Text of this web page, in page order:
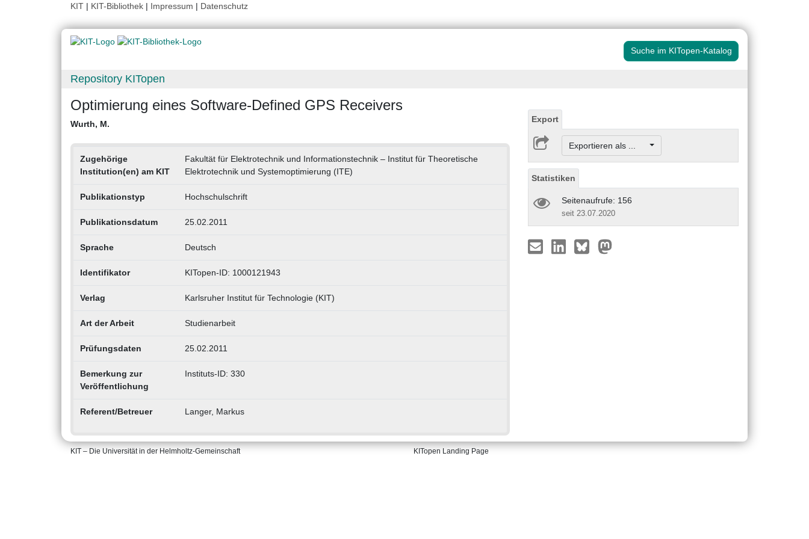
KIT | KIT-Bibliothek | Impressum | Datenschutz
Suche im KITopen-Katalog
Repository KITopen
Optimierung eines Software-Defined GPS Receivers
Wurth, M.
Zugehörige
Institution(en) am KIT
Fakultät für Elektrotechnik und Informationstechnik – Institut für Theoretische
Elektrotechnik und Systemoptimierung (ITE)
Publikationstyp Hochschulschrift
Publikationsdatum 25.02.2011
Sprache Deutsch
Identifikator KITopen-ID: 1000121943
Verlag Karlsruher Institut für Technologie (KIT)
Art der Arbeit Studienarbeit
Prüfungsdaten 25.02.2011
Bemerkung zur
Veröffentlichung
Instituts-ID: 330
Referent/Betreuer Langer, Markus
Export
Exportieren als ...
Statistiken
Seitenaufrufe: 156
seit 23.07.2020
KIT – Die Universität in der Helmholtz-Gemeinschaft KITopen Landing Page